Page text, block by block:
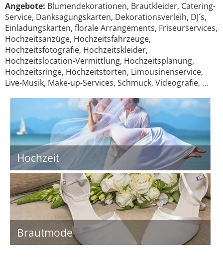
Angebote: Blumendekorationen, Brautkleider, Catering-
Service, Danksagungskarten, Dekorationsverleih, DJ´s,
Einladungskarten, florale Arrangements, Friseurservices,
Hochzeitsanzüge, Hochzeitsfahrzeuge,
Hochzeitsfotografie, Hochzeitskleider,
Hochzeitslocation-Vermittlung, Hochzeitsplanung,
Hochzeitsringe, Hochzeitstorten, Limousinenservice,
Live-Musik, Make-up-Services, Schmuck, Videografie, …
Hochzeit
Brautmode